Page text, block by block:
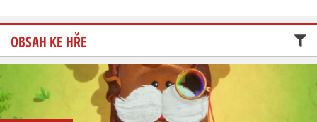
OBSAH KE HŘE